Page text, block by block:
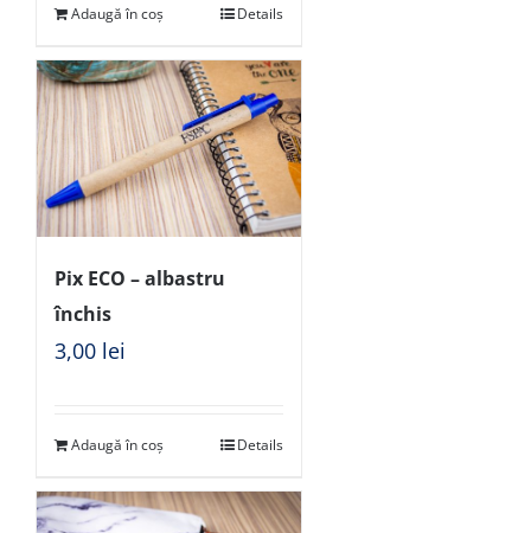
Adaugă în coș Details
Pix ECO – albastru
închis
3,00 lei
Adaugă în coș Details